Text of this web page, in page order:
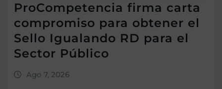
ProCompetencia firma carta
compromiso para obtener el
Sello Igualando RD para el
Sector Público
Ago 7, 2026